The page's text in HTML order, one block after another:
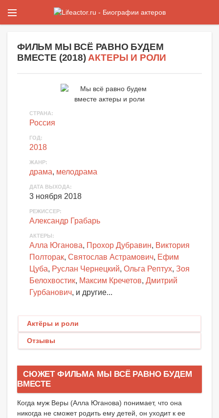
ФИЛЬМ МЫ ВСЁ РАВНО БУДЕМ
ВМЕСТЕ (2018) АКТЕРЫ И РОЛИ
СТРАНА:
Россия
ГОД:
2018
ЖАНР:
драма, мелодрама
ДАТА ВЫХОДА:
3 ноября 2018
РЕЖИССЕР:
Александр Грабарь
АКТЕРЫ:
Алла Юганова, Прохор Дубравин, Виктория
Полторак, Святослав Астрамович, Ефим
Цуба, Руслан Чернецкий, Ольга Рептух, Зоя
Белохвостик, Максим Кречетов, Дмитрий
Гурбанович, и другие...
Актёры и роли
Отзывы
СЮЖЕТ ФИЛЬМА МЫ ВСЁ РАВНО БУДЕМ
ВМЕСТЕ
Когда муж Веры (Алла Юганова) понимает, что она
никогда не сможет родить ему детей, он уходит к ее